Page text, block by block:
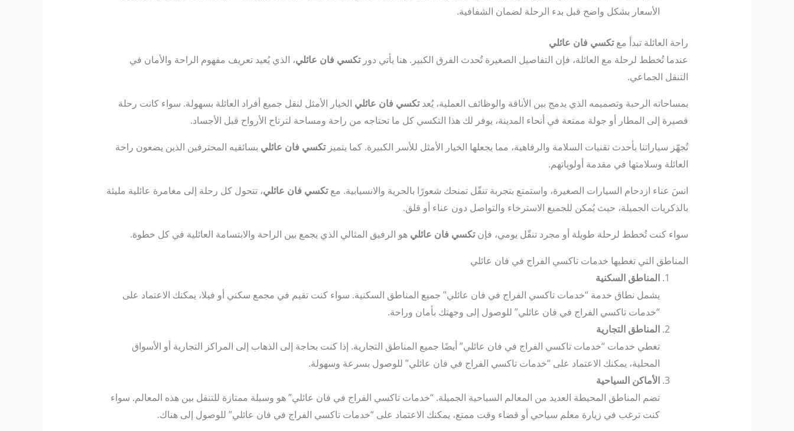
الأسعار بشكل واضح قبل بدء الرحلة لضمان الشفافية.
راحة العائلة تبدأ معتكسي فان عائلي
عندما تُخطط لرحلة مع العائلة، فإن التفاصيل الصغيرة تُحدث الفرق الكبير. هنا يأتي دورتكسي فان عائلي، الذي يُعيد تعريف مفهوم الراحة والأمان في
التنقل الجماعي.
بمساحاته الرحبة وتصميمه الذي يدمج بين الأناقة والوظائف العملية، يُعدتكسي فان عائلي الخيار الأمثل لنقل جميع أفراد العائلة بسهولة. سواء كانت رحلة
قصيرة إلى المطار أو جولة ممتعة في أنحاء المدينة، يوفر لك هذا التكسي كل ما تحتاجه من راحة ومساحة لترتاح الأرواح قبل الأجساد.
تُجهّز سياراتنا بأحدث تقنيات السلامة والرفاهية، مما يجعلها الخيار الأمثل للأسر الكبيرة. كما يتميزتكسي فان عائلي بسائقيه المحترفين الذين يضعون راحة
العائلة وسلامتها في مقدمة أولوياتهم.
انسَ عناء ازدحام السيارات الصغيرة، واستمتع بتجربة تنقّل تمنحك شعورًا بالحرية والانسيابية. معتكسي فان عائلي، تتحول كل رحلة إلى مغامرة عائلية مليئة
بالذكريات الجميلة، حيث يُمكن للجميع الاسترخاء والتواصل دون عناء أو قلق.
سواء كنت تُخطط لرحلة طويلة أو مجرد تنقّل يومي، فإنتكسي فان عائلي هو الرفيق المثالي الذي يجمع بين الراحة والابتسامة العائلية في كل خطوة.
المناطق التي تغطيها خدمات تاكسي الفراج في فان عائلي
المناطق السكنية
يشمل نطاق خدمة “خدمات تاكسي الفراج في فان عائلي” جميع المناطق السكنية. سواء كنت تقيم في مجمع سكني أو فيلا، يمكنك الاعتماد على
“خدمات تاكسي الفراج في فان عائلي” للوصول إلى وجهتك بأمان وراحة.
المناطق التجارية
تغطي خدمات “خدمات تاكسي الفراج في فان عائلي” أيضًا جميع المناطق التجارية. إذا كنت بحاجة إلى الذهاب إلى المراكز التجارية أو الأسواق
المحلية، يمكنك الاعتماد على “خدمات تاكسي الفراج في فان عائلي” للوصول بسرعة وسهولة.
الأماكن السياحية
تضم المناطق المحيطة العديد من المعالم السياحية الجميلة. “خدمات تاكسي الفراج في فان عائلي” هو وسيلة ممتازة للتنقل بين هذه المعالم. سواء
كنت ترغب في زيارة معلم سياحي أو قضاء وقت ممتع، يمكنك الاعتماد على “خدمات تاكسي الفراج في فان عائلي” للوصول إلى هناك.